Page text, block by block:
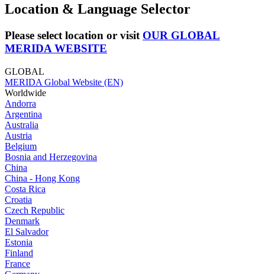
Location & Language Selector
Please select location or visit OUR GLOBAL
MERIDA WEBSITE
GLOBAL
MERIDA Global Website (EN)
Worldwide
Andorra
Argentina
Australia
Austria
Belgium
Bosnia and Herzegovina
China
China - Hong Kong
Costa Rica
Croatia
Czech Republic
Denmark
El Salvador
Estonia
Finland
France